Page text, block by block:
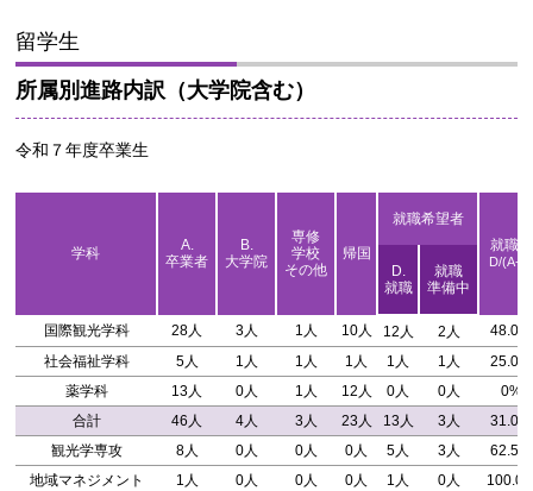
留学生
所属別進路内訳（大学院含む）
令和７年度卒業生
学科
A.
卒業者
B.
大学院
専修
学校
その他
帰国
就職希望者
就職率
D/(A-B)
D.
就職
就職
準備中
国際観光学科 28人 3人 1人 10人 12人 2人
48.0%
社会福祉学科
5人 1人 1人 1人 1人 1人
25.0%
薬学科
13人 0人 1人 12人 0人 0人
0%
合計
46人 4人 3人 23人 13人 3人
31.0%
観光学専攻
8人 0人 0人 0人 5人 3人
62.5%
地域マネジメント
1人 0人 0人 0人 1人 0人